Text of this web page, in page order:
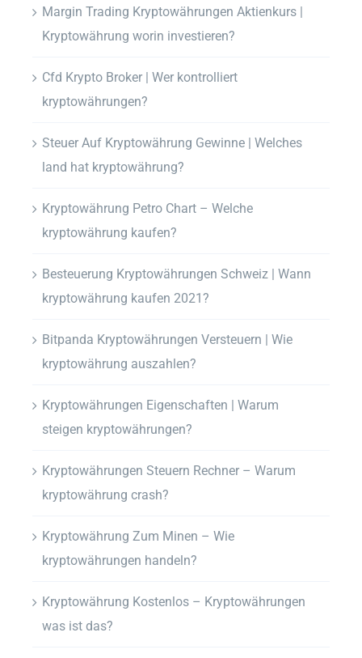
Margin Trading Kryptowährungen Aktienkurs |
Kryptowährung worin investieren?
Cfd Krypto Broker | Wer kontrolliert
kryptowährungen?
Steuer Auf Kryptowährung Gewinne | Welches
land hat kryptowährung?
Kryptowährung Petro Chart – Welche
kryptowährung kaufen?
Besteuerung Kryptowährungen Schweiz | Wann
kryptowährung kaufen 2021?
Bitpanda Kryptowährungen Versteuern | Wie
kryptowährung auszahlen?
Kryptowährungen Eigenschaften | Warum
steigen kryptowährungen?
Kryptowährungen Steuern Rechner – Warum
kryptowährung crash?
Kryptowährung Zum Minen – Wie
kryptowährungen handeln?
Kryptowährung Kostenlos – Kryptowährungen
was ist das?